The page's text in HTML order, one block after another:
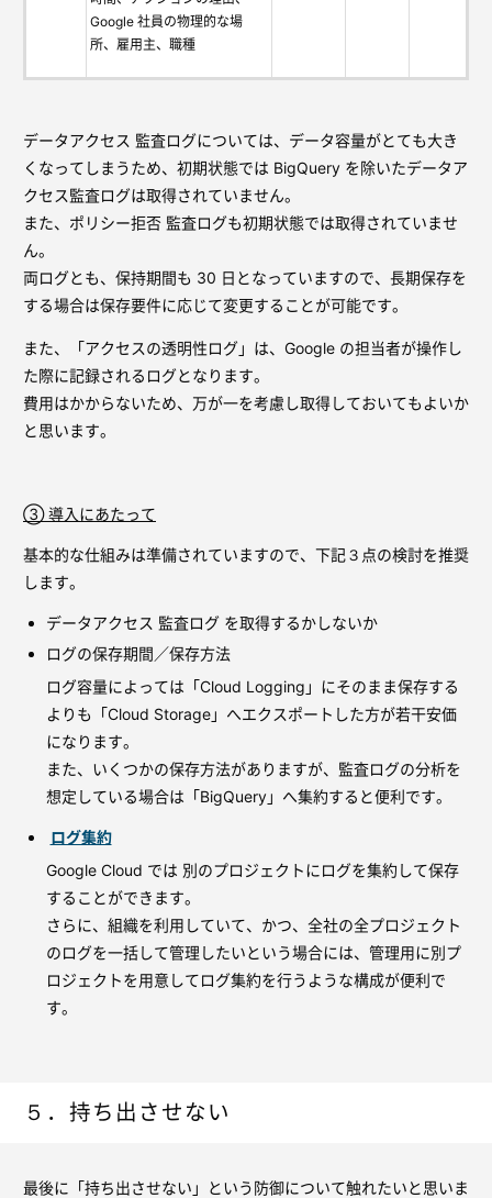
Google 社員の物理的な場
所、雇用主、職種
データアクセス 監査ログについては、データ容量がとても大き
くなってしまうため、初期状態では BigQuery を除いたデータア
クセス監査ログは取得されていません。
また、ポリシー拒否 監査ログも初期状態では取得されていませ
ん。
両ログとも、保持期間も 30 日となっていますので、長期保存を
する場合は保存要件に応じて変更することが可能です。
また、「アクセスの透明性ログ」は、Google の担当者が操作し
た際に記録されるログとなります。
費用はかからないため、万が一を考慮し取得しておいてもよいか
と思います。
③ 導入にあたって
基本的な仕組みは準備されていますので、下記３点の検討を推奨
します。
データアクセス 監査ログ を取得するかしないか
ログの保存期間／保存方法
ログ容量によっては「Cloud Logging」にそのまま保存する
よりも「Cloud Storage」へエクスポートした方が若干安価
になります。
また、いくつかの保存方法がありますが、監査ログの分析を
想定している場合は「BigQuery」へ集約すると便利です。
ログ集約
Google Cloud では 別のプロジェクトにログを集約して保存
することができます。
さらに、組織を利用していて、かつ、全社の全プロジェクト
のログを一括して管理したいという場合には、管理用に別プ
ロジェクトを用意してログ集約を行うような構成が便利で
す。
５．持ち出させない
最後に「持ち出させない」という防御について触れたいと思いま